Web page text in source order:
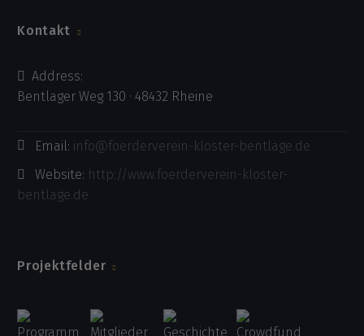
Kontakt
Address:
Bentlager Weg 130 · 48432 Rheine
Email: info@foerderverein-kloster-bentlage.de
Website: http://www.foerderverein-kloster-
bentlage.de
Projektfelder